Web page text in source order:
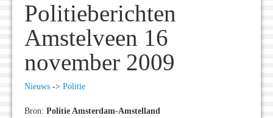
Politieberichten
Amstelveen 16
november 2009
Nieuws -> Politie
Bron: Politie Amsterdam-Amstelland